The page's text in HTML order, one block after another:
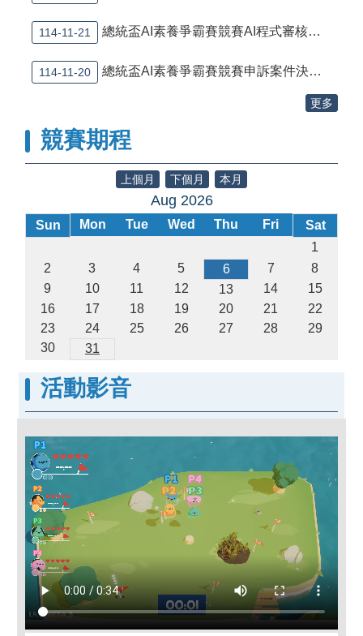
114-11-21 總統盃AI素養爭霸賽競賽AI程式審核結果公告
114-11-20 總統盃AI素養爭霸賽競賽申訴案件決議結果公告
更多
競賽期程
上個月 下個月 本月
Aug 2026
Sun Mon Tue Wed Thu Fri
Sat
1
2
3 4 5 6 7
8
9
10 11 12 13 14
15
16
17 18 19 20 21
22
23
24 25 26 27 28
29
30
31
活動影音